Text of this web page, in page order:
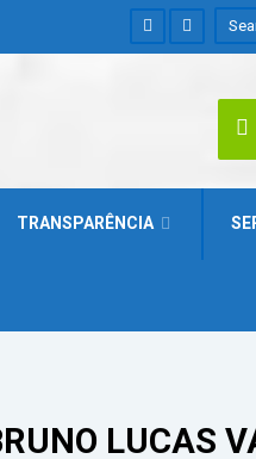
TRANSPARÊNCIA
LUCAS